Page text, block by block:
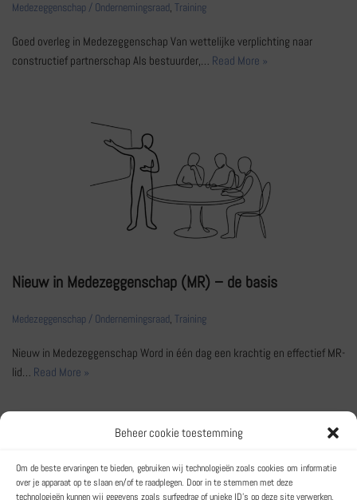
Beheer cookie toestemming
Om de beste ervaringen te bieden, gebruiken wij technologieën zoals cookies om informatie
over je apparaat op te slaan en/of te raadplegen. Door in te stemmen met deze
technologieën kunnen wij gegevens zoals surfgedrag of unieke ID's op deze site verwerken.
Medezeggenschap / Ondernemingsraad, Training
Goed overleg in Medezeggenschap Van wettelijke verplichting naar
constructief partnerschap Als bestuurder,… Read More »
Nieuw in Medezeggenschap (MR) – de basis
Medezeggenschap / Ondernemingsraad, Training
Nieuw in Medezeggenschap Word in één dag een krachtig en effectief MR-
lid… Read More »
Het Trainingsbureau
Een label van Lemonsqueeze BV